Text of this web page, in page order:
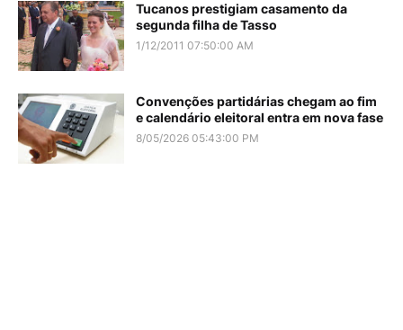
Tucanos prestigiam casamento da
segunda filha de Tasso
1/12/2011 07:50:00 AM
Convenções partidárias chegam ao fim
e calendário eleitoral entra em nova fase
8/05/2026 05:43:00 PM